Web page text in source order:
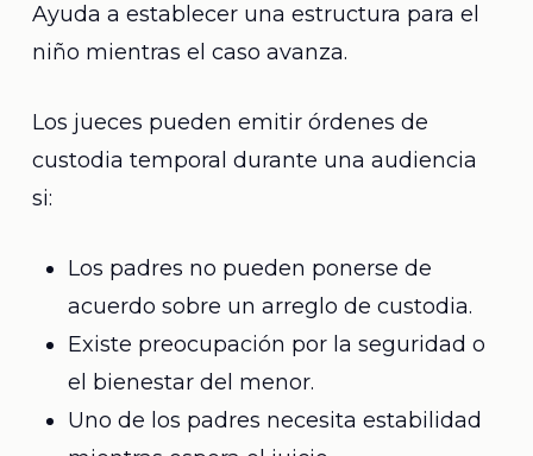
Ayuda a establecer una estructura para el
niño mientras el caso avanza.
Los jueces pueden emitir órdenes de
custodia temporal durante una audiencia
si:
Los padres no pueden ponerse de
acuerdo sobre un arreglo de custodia.
Existe preocupación por la seguridad o
el bienestar del menor.
Uno de los padres necesita estabilidad